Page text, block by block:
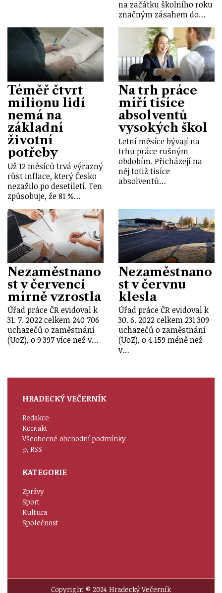
na začátku školního roku
značným zásahem do…
Téměř čtvrt
milionu lidí
nemá na
základní
životní
potřeby
Už 12 měsíců trvá výrazný
růst inflace, který Česko
nezažilo po desetiletí. Ten
způsobuje, že 81 %…
Na trh práce
míří tisíce
absolventů
vysokých škol
Letní měsíce bývají na
trhu práce rušným
obdobím. Přicházejí na
něj totiž tisíce
absolventů…
Nezaměstnano
st v červenci
mírně vzrostla
Úřad práce ČR evidoval k
31. 7. 2022 celkem 240 706
uchazečů o zaměstnání
(UoZ), o 9 397 více než v…
Nezaměstnano
st v červnu
klesla
Úřad práce ČR evidoval k
30. 6. 2022 celkem 231 309
uchazečů o zaměstnání
(UoZ), o 4 159 méně než
v…
HRADECKÝ VEČERNÍK
Redakce
Kontakt
Všeobecné obchodní podmínky
RSS
KATEGORIE
Zprávy
Sport
Kultura
Společnost
Copyright © 2024 Hradecký Večerník